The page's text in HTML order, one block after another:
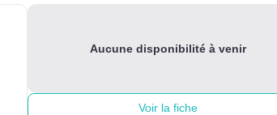
Aucune disponibilité à venir
Voir la fiche